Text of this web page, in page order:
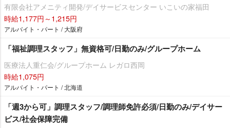
有限会社アメニティ開発/デイサービスセンター いこいの家福田
時給1,177円～1,215円
アルバイト・パート / 大阪府
「福祉調理スタッフ」無資格可/日勤のみ/グループホーム
医療法人重仁会/グループホーム レガロ西岡
時給1,075円
アルバイト・パート / 北海道
「週3から可」調理スタッフ/調理師免許必須/日勤のみ/デイサー
ビス/社会保障完備